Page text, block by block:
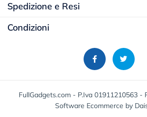
Spedizione e Resi
Condizioni
FullGadgets.com - P.Iva 01911210563 -
Software Ecommerce by